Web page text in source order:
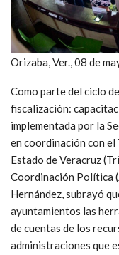
Orizaba, Ver., 08 de
Como parte del ciclo
fiscalización:
implementada por la
en coordinación con
Estado de Veracruz
Coordinación Política
Hernández, subrayó
ayuntamientos las
de cuentas de los
administraciones que